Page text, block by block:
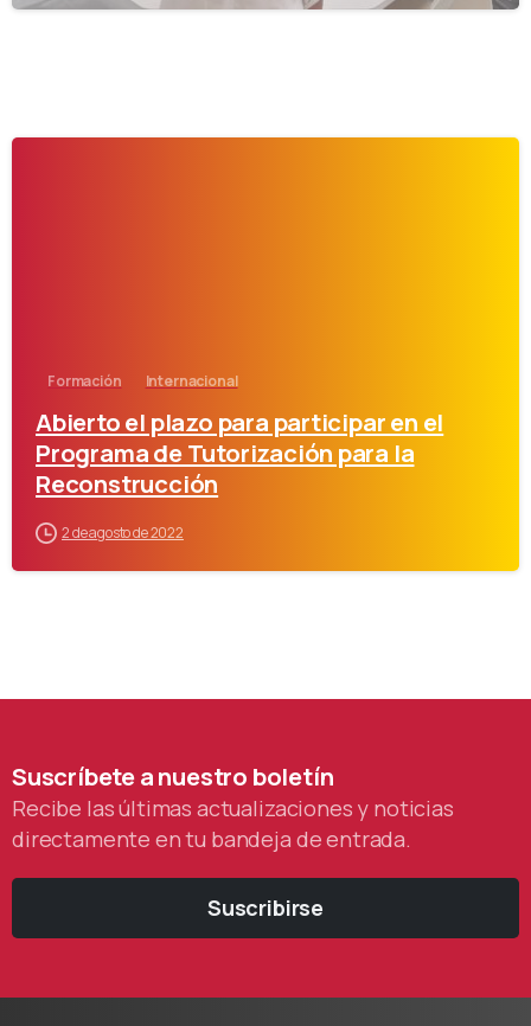
Formación Internacional
Abierto el plazo para participar en el
Programa de Tutorización para la
Reconstrucción
2 de agosto de 2022
Suscríbeteanuestro boletín
Recibe las últimas actualizaciones y noticias
directamente en tu bandeja de entrada.
Suscribirse